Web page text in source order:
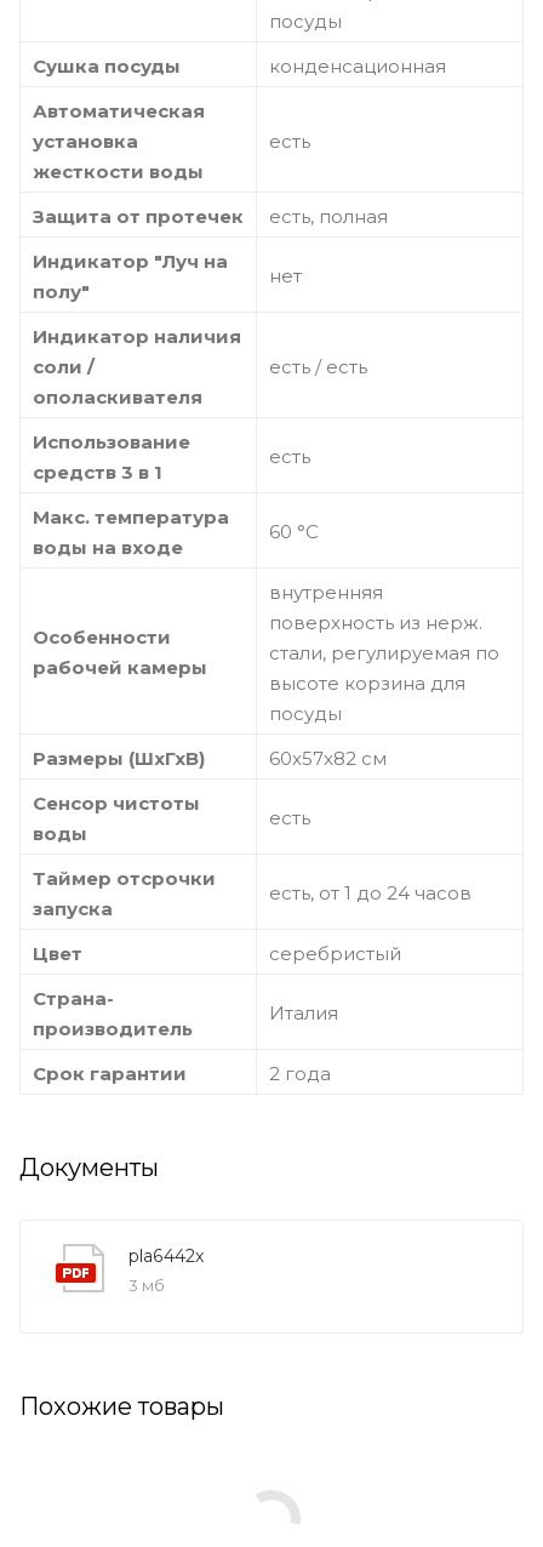
посуды
Сушка посуды
конденсационная
Автоматическая
установка
жесткости воды
есть
Защита от протечек
есть, полная
Индикатор "Луч на
полу"
нет
Индикатор наличия
соли /
ополаскивателя
есть / есть
Использование
средств 3 в 1
есть
Макс. температура
воды на входе
60 °C
Особенности
рабочей камеры
внутренняя
поверхность из нерж.
стали, регулируемая по
высоте корзина для
посуды
Размеры (ШхГхВ)
60x57x82 см
Сенсор чистоты
воды
есть
Таймер отсрочки
запуска
есть, от 1 до 24 часов
Цвет
серебристый
Страна-
производитель
Италия
Срок гарантии 2 года
Документы
pla6442x
3 мб
Похожие товары